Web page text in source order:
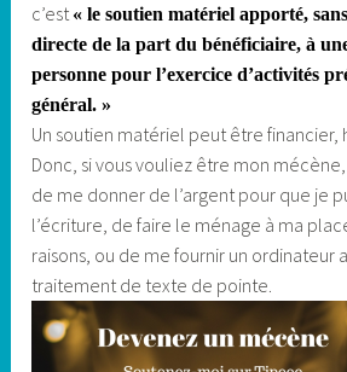
c’est « le soutien matériel apporté,
directe de la part du bénéficiaire, à
personne pour l’exercice d’activités
général. »
Un soutien matériel peut être financier,
Donc, si vous vouliez être mon
de me donner de l’argent pour que je
l’écriture, de faire le ménage à ma
raisons, ou de me fournir un ordinateur
traitement de texte de pointe.